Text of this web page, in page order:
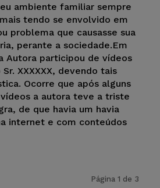
ambiente familiar sempre
tendo se envolvido em
problema que causasse sua
perante a sociedade.Em
Autora participou de vídeos
XXXXXX, devendo tais
Ocorre que após alguns
a autora teve a triste
de que havia um havia
internet e com conteúdos
Página 1 de 3